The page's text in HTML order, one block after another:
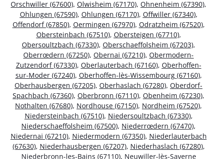
Orschwiller (67600), Olwisheim (67170), Ohnenheim (67390),
Ohlungen (67590), Ohlungen (67170), Offwiller (67340),
Offendorf (67850), Oermingen (67970), Odratzheim (67520),
Obersteinbach (67510), Obersteigen (67710),
Obersoultzbach (67330), Oberschaeffolsheim (67203),
Oberrœdern (67250), Obernai (67210), Obermodern-
Zutzendorf (67330), Oberlauterbach (67160), Oberhoffen-
sur-Moder (67240), Oberhoffen-lès-Wissembourg (67160),
Oberhausbergen (67205), Oberhaslach (67280), Oberdorf-
Spachbach (67360), Oberbronn (67110), Obenheim (67230),
Nothalten (67680), Nordhouse (67150), Nordheim (67520),
Niedersteinbach (67510), Niedersoultzbach (67330),
Niederschaeffolsheim (67500), Niederrœdern (67470),
Niedernai (67210), Niedermodern (67350), Niederlauterbach
(67630), Niederhausbergen (67207), Niederhaslach (67280),
Niederbronn-les-Bains (67110), Neuwiller-lès-Saverne